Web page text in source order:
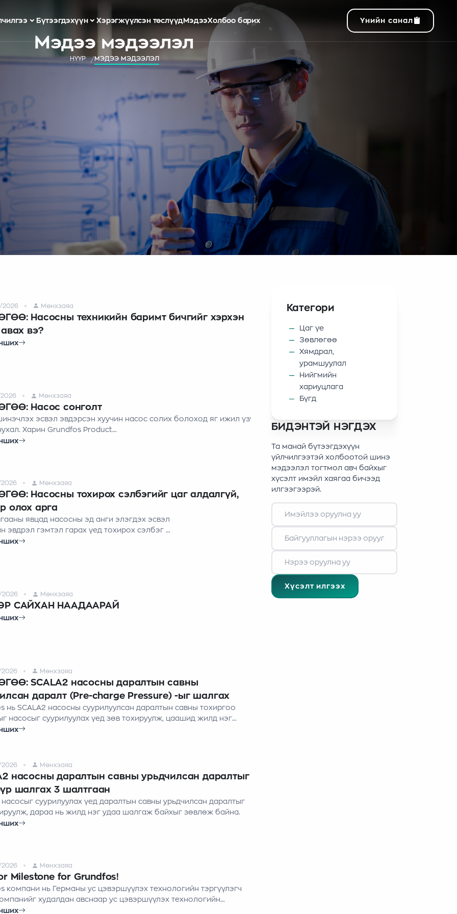
Бүтээгдэхүүн Хэрэгжүүлсэн төслүүдМэдээХолбоо барих Үнийн санал
Мэдээ мэдээлэл
НҮҮР МЭДЭЭ МЭДЭЭЛЭЛ
Мөнхзаяа
Насосны техникийн баримт бичгийг хэрхэн
вэ?
Мөнхзаяа
Насос сонголт
эсвэл эвдэрсэн хуучин насос солих болоход яг ижил үзүүлэлттэй, эсвэл илүү сайн тохирох загварыг олох
Харин Grundfos Product
нь хуучин насос тань ямар ч брэнд болон
Мөнхзаяа
Насосны тохирох сэлбэгийг цаг алдалгүй,
олох арга
явцад насосны эд анги элэгдэх эсвэл
эвдрэл гэмтэл гарах үед тохирох сэлбэг
цаг алдалгүй сонгох нь нэн чухал. Харин Grundfos-ийн
Мөнхзаяа
САЙХАН НААДААРАЙ
Мөнхзаяа
SCALA2 насосны даралтын савны
даралт (Pre-charge Pressure) -ыг шалгах
нь SCALA2 насосны суурилуулсан даралтын савны тохиргоо
насосыг суурилуулах үед зөв тохируулж, цаашид жилд нэг
байхыг зөвлөж байна.
Мөнхзаяа
насосны даралтын савны урьдчилсан даралтыг
шалгах 3 шалтгаан
насосыг суурилуулах үед даралтын савны урьдчилсан даралтыг
дараа нь жилд нэг удаа шалгаж байхыг зөвлөж байна.
Мөнхзаяа
Milestone for Grundfos!
компани нь Германы ус цэвэршүүлэх технологийн тэргүүлэгч
худалдан авснаар ус цэвэршүүлэх технологийн
улам бэхжүүлж,
Категори
Цаг үе
Зөвлөгөө
Хямдрал,
урамшуулал
Нийгмийн
хариуцлага
Бүгд
БИДЭНТЭЙ НЭГДЭХ
Та манай бүтээгдэхүүн
үйлчилгээтэй холбоотой шинэ
мэдээлэл тогтмол авч байхыг
хүсэлт имэйл хаягаа бичээд
илгээгээрэй.
Хүсэлт илгээх